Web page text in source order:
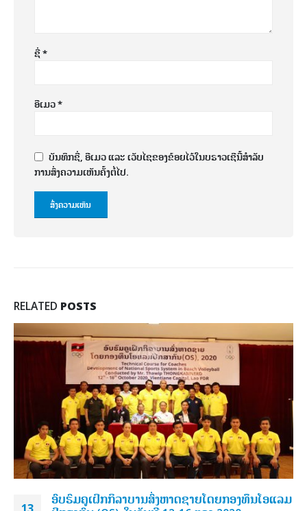
ຊື່*
ອີເມວ*
ບັນທຶກຊື່, ອີເມວ ແລະ ເວັບໄຊຂອງຂ້ອຍໄວ້ໃນບຣາວເຊີນີ້ສຳລັບ
ການສົ່ງຄວາມເຫັນຄັ້ງຕໍ່ໄປ.
RELATED POSTS
ອົບ​ຮົມ​ຄູ​ເຝິກ​ກິ​ລາ​ບານ​ສົ່ງຫາດ​ຊາຍ​ໂດຍກອງ​ທຶນ​ໂອ​​ແລມ​